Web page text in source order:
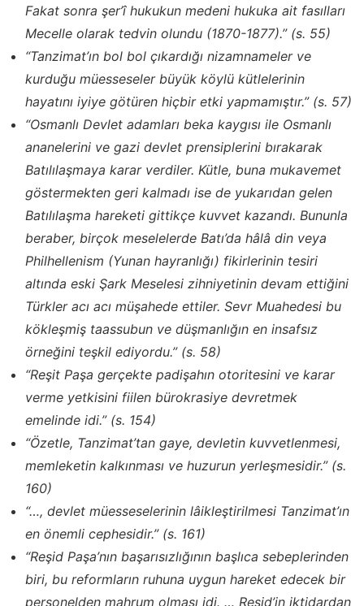
Fakat sonra şer’î hukukun medeni hukuka ait fasılları
Mecelle olarak tedvin olundu (1870-1877).” (s. 55)
“Tanzimat’ın bol bol çıkardığı nizamnameler ve
kurduğu müesseseler büyük köylü kütlelerinin
hayatını iyiye götüren hiçbir etki yapmamıştır.” (s. 57)
“Osmanlı Devlet adamları beka kaygısı ile Osmanlı
ananelerini ve gazi devlet prensiplerini bırakarak
Batılılaşmaya karar verdiler. Kütle, buna mukavemet
göstermekten geri kalmadı ise de yukarıdan gelen
Batılılaşma hareketi gittikçe kuvvet kazandı. Bununla
beraber, birçok meselelerde Batı’da hâlâ din veya
Philhellenism (Yunan hayranlığı) fikirlerinin tesiri
altında eski Şark Meselesi zihniyetinin devam ettiğini
Türkler acı acı müşahede ettiler. Sevr Muahedesi bu
kökleşmiş taassubun ve düşmanlığın en insafsız
örneğini teşkil ediyordu.” (s. 58)
“Reşit Paşa gerçekte padişahın otoritesini ve karar
verme yetkisini fiilen bürokrasiye devretmek
emelinde idi.” (s. 154)
“Özetle, Tanzimat’tan gaye, devletin kuvvetlenmesi,
memleketin kalkınması ve huzurun yerleşmesidir.” (s.
160)
“…, devlet müesseselerinin lâikleştirilmesi Tanzimat’ın
en önemli cephesidir.” (s. 161)
“Reşid Paşa’nın başarısızlığının başlıca sebeplerinden
biri, bu reformların ruhuna uygun hareket edecek bir
personelden mahrum olması idi. … Reşid’in iktidardan